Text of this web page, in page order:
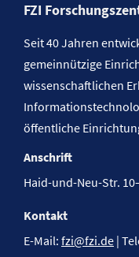
FZI
Seit 40 Jahren
gemeinnützige
wissenschaftlichen
öffentliche
Anschrift
Haid-und-Neu-Str.
Kontakt
E-Mail: fzi@fzi.de |